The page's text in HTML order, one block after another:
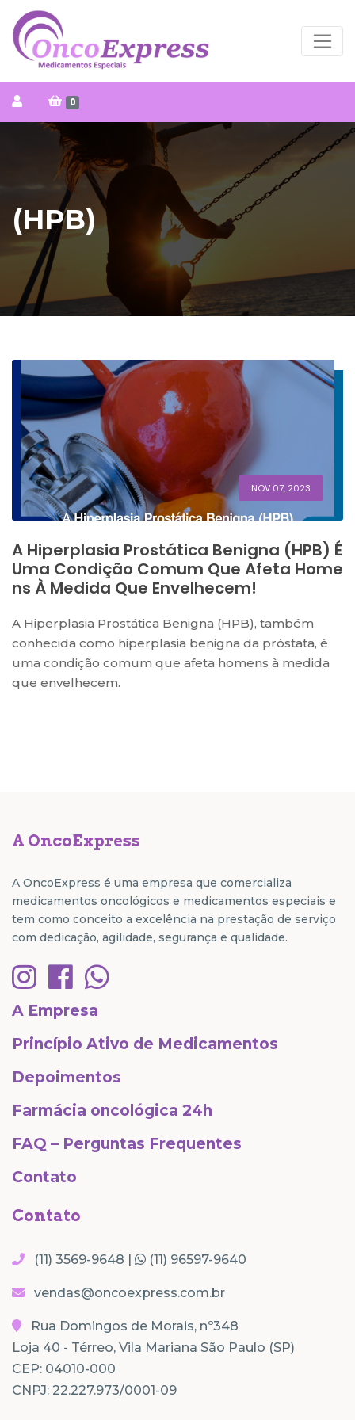
0
(HPB)
NOV 07, 2023
A Hiperplasia Prostática Benigna (HPB) É
Uma Condição Comum Que Afeta Home
Ns À Medida Que Envelhecem!
A Hiperplasia Prostática Benigna (HPB), também
conhecida como hiperplasia benigna da próstata, é
uma condição comum que afeta homens à medida
que envelhecem.
A OncoExpress
A OncoExpress é uma empresa que comercializa
medicamentos oncológicos e medicamentos especiais e
tem como conceito a excelência na prestação de serviço
com dedicação, agilidade, segurança e qualidade.
A Empresa
Princípio Ativo de Medicamentos
Depoimentos
Farmácia oncológica 24h
FAQ – Perguntas Frequentes
Contato
Contato
(11) 3569-9648 | (11) 96597-9640
vendas@oncoexpress.com.br
Rua Domingos de Morais, nº348
Loja 40 - Térreo, Vila Mariana São Paulo (SP)
CEP: 04010-000
CNPJ: 22.227.973/0001-09